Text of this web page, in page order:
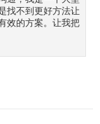
找不到更好方法让
效的方案。让我把